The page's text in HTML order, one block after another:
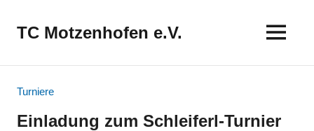
InhaltTC Motzenhofen e.V.
Turniere
Einladung zum Schleiferl-Turnier